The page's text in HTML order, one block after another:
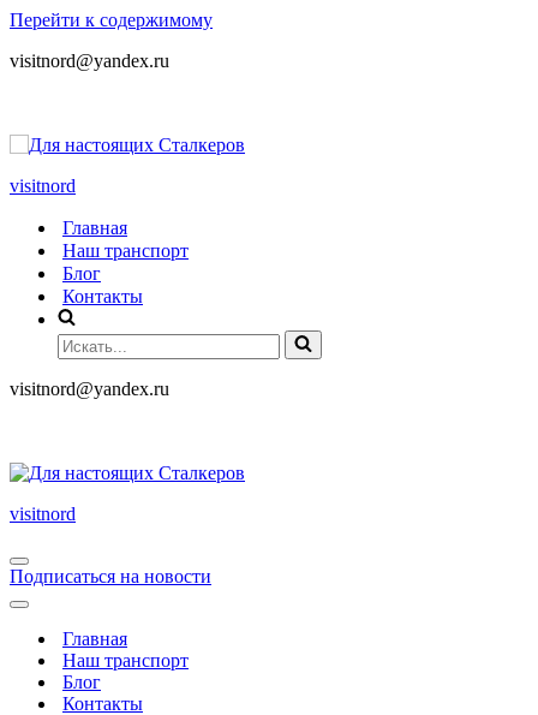
Перейти к содержимому
visitnord@yandex.ru
visitnord
Главная
Наш транспорт
Блог
Контакты
visitnord@yandex.ru
visitnord
Подписаться на новости
Главная
Наш транспорт
Блог
Контакты